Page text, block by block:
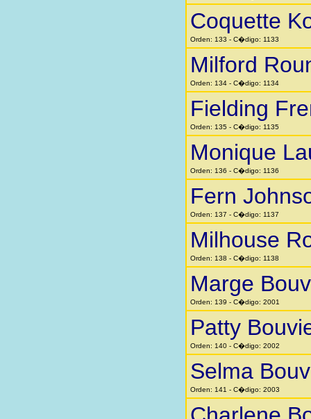
Coquette
Orden: 133 - C�digo: 1133
Milford
Orden: 134 - C�digo: 1134
Fielding
Orden: 135 - C�digo: 1135
Monique
Orden: 136 - C�digo: 1136
Fern
Orden: 137 - C�digo: 1137
Milhouse
Orden: 138 - C�digo: 1138
Marge
Orden: 139 - C�digo: 2001
Patty
Orden: 140 - C�digo: 2002
Selma
Orden: 141 - C�digo: 2003